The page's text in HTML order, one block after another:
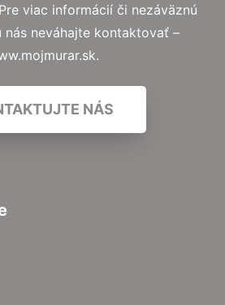
viac informácií či nezáväznú
nás neváhajte kontaktovať –
NÁS